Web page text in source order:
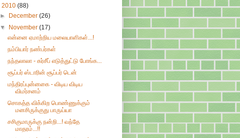
2010 (88)
►
December(26)
▼
November(17)
என்னை ஏமாற்றிய மலையாளிகள்...!
நம்பியார் நண்பர்கள்
நந்தலாலா - கர்சீப் எடுத்துட்டு போங்க...
சூப்பர் ஸ்டாரின் சூப்பர் டென்
மந்திரப்புன்னகை - விடிய விடிய
விமர்சனம்
சொகத்த விக்கிற பொண்ணுக்கும்
மனசிருக்குது பாருய்யா
சசிகுமாருக்கு நன்றி...! வந்தே
மாதரம்...!!